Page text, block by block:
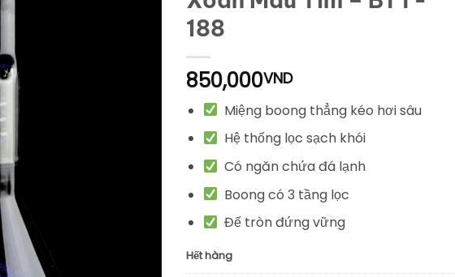
188
850,000VND
Miệng boong thẳng kéo hơi sâu
Hệ thống lọc sạch khói
Có ngăn chứa đá lạnh
Boong có 3 tầng lọc
Đế tròn đứng vững
Hết hàng